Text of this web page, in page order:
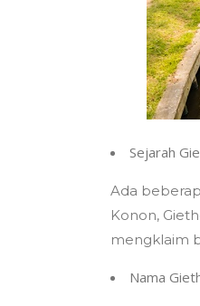
Sejarah
Ada
Konon,
mengklaim
Nama